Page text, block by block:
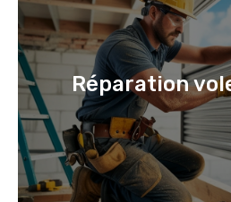
Réparation